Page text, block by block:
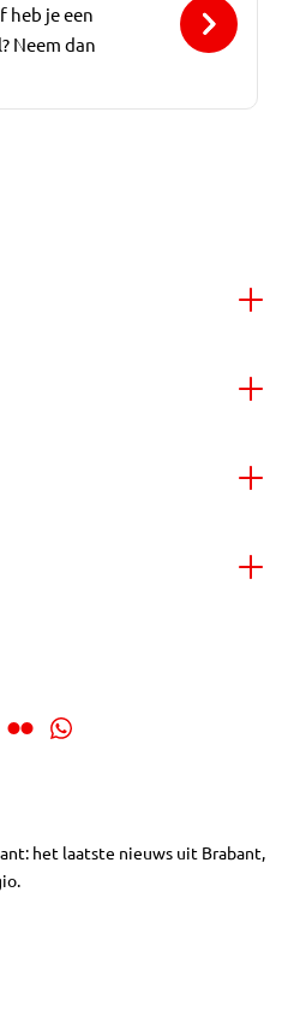
heb je een
Neem dan
het laatste nieuws uit Brabant,